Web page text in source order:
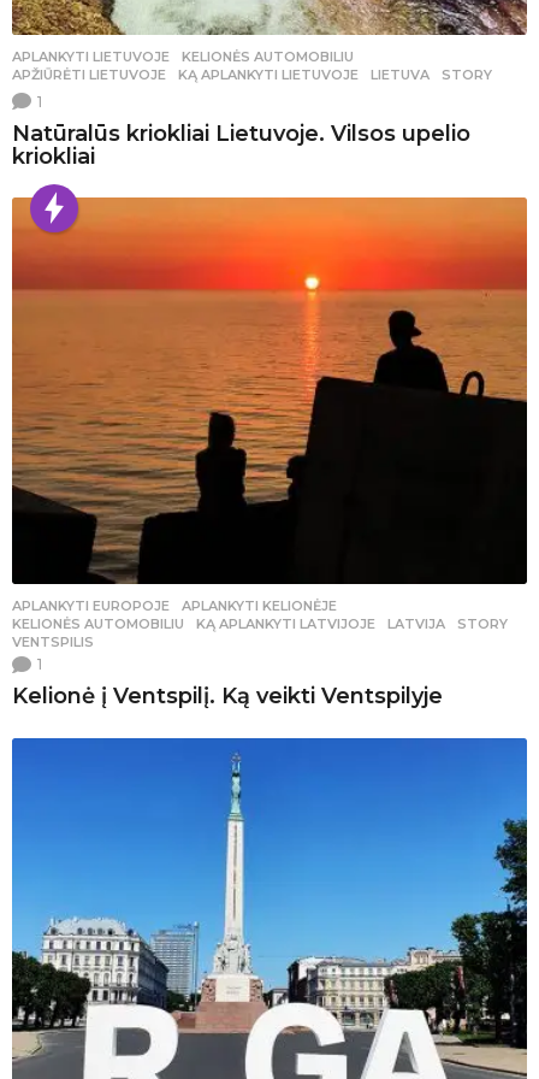
APLANKYTI LIETUVOJE ,KELIONĖS AUTOMOBILIU
APŽIŪRĖTI LIETUVOJE
,KĄ APLANKYTI LIETUVOJE ,LIETUVA ,STORY
1
Natūralūs kriokliai Lietuvoje. Vilsos upelio
kriokliai
APLANKYTI EUROPOJE ,APLANKYTI KELIONĖJE
KELIONĖS AUTOMOBILIU
KĄ APLANKYTI LATVIJOJE ,LATVIJA ,STORY
VENTSPILIS
1
Kelionė į Ventspilį. Ką veikti Ventspilyje